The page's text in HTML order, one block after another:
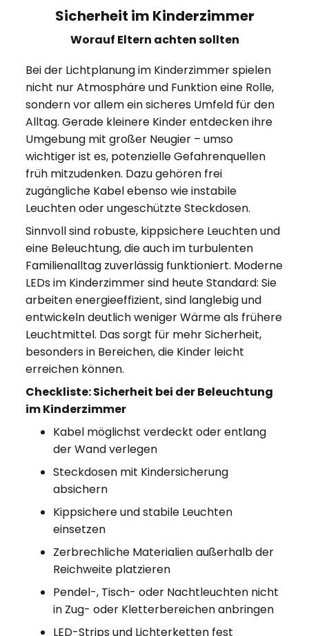
Sicherheit im Kinderzimmer
Worauf Eltern achten sollten
Bei der Lichtplanung im Kinderzimmer spielen
nicht nur Atmosphäre und Funktion eine Rolle,
sondern vor allem ein sicheres Umfeld für den
Alltag. Gerade kleinere Kinder entdecken ihre
Umgebung mit großer Neugier – umso
wichtiger ist es, potenzielle Gefahrenquellen
früh mitzudenken. Dazu gehören frei
zugängliche Kabel ebenso wie instabile
Leuchten oder ungeschützte Steckdosen.
Sinnvoll sind robuste, kippsichere Leuchten und
eine Beleuchtung, die auch im turbulenten
Familienalltag zuverlässig funktioniert. Moderne
LEDs im Kinderzimmer sind heute Standard: Sie
arbeiten energieeffizient, sind langlebig und
entwickeln deutlich weniger Wärme als frühere
Leuchtmittel. Das sorgt für mehr Sicherheit,
besonders in Bereichen, die Kinder leicht
erreichen können.
Checkliste: Sicherheit bei der Beleuchtung
im Kinderzimmer
Kabel möglichst verdeckt oder entlang
der Wand verlegen
Steckdosen mit Kindersicherung
absichern
Kippsichere und stabile Leuchten
einsetzen
Zerbrechliche Materialien außerhalb der
Reichweite platzieren
Pendel-, Tisch- oder Nachtleuchten nicht
in Zug- oder Kletterbereichen anbringen
LED-Strips und Lichterketten fest